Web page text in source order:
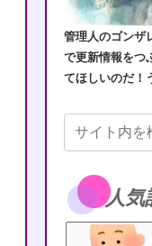
管理人のゴンザ
で更新情報をつ
てほしいのだ！
人気